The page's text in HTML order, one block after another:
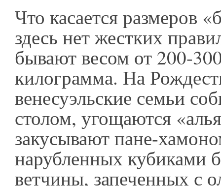
Что касается размеров
здесь нет жестких
бывают весом от 200-
килограмма. На
венесуэльские семьи
столом, угощаются
закусывают пане-
нарубленных кубиками
ветчины, запеченных с